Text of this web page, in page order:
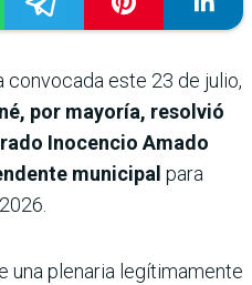
convocada este 23 de julio,
por mayoría, resolvió
Inocencio Amado
municipal para
una plenaria legítimamente